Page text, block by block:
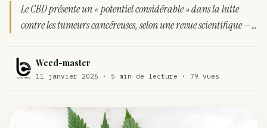
La recette du Space Cake RECETTE
Recette : Préparation du beurre de Marrakech RECETTE
Comment éviter un joint de partir en cuillère
Étude : L’extrait de cannabis, un traitement efficace
Un fabricant polonais de textiles à base de chanvre
Le CBD présente un « potentiel considérable » dans la lutte
contre les tumeurs cancéreuses, selon une revue scientifique —…
Weed-master
11 janvier 2026 · 5 min de lecture · 79 vues